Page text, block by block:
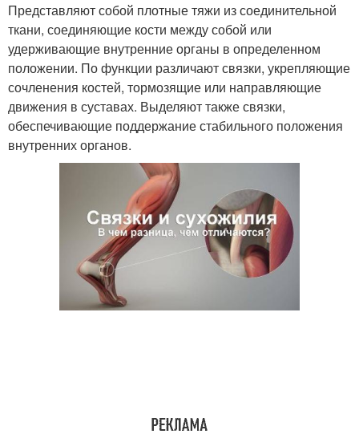
Представляют собой плотные тяжи из соединительной
ткани, соединяющие кости между собой или
удерживающие внутренние органы в определенном
положении. По функции различают связки, укрепляющие
сочленения костей, тормозящие или направляющие
движения в суставах. Выделяют также связки,
обеспечивающие поддержание стабильного положения
внутренних органов.